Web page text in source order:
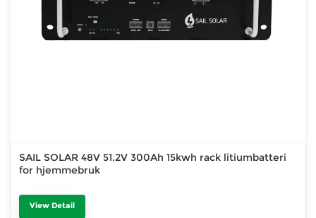
SAIL SOLAR 48V 51.2V 300Ah 15kwh rack litiumbatteri
for hjemmebruk
View Detail